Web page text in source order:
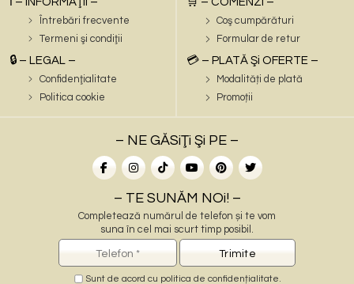
Întrebări frecvente
Termeni şi condiţii
🔒 – LEGAL –
Confidenţialitate
Politica cookie
Coş cumpărături
Formular de retur
💳 – PLATĂ Şi OFERTE –
Modalități de plată
Promoții
– NE GĂSiŢi Şi PE –
– TE SUNĂM NOi! –
Completează numărul de telefon și te vom
suna în cel mai scurt timp posibil.
Sunt de acord cu politica de confidențialitate.